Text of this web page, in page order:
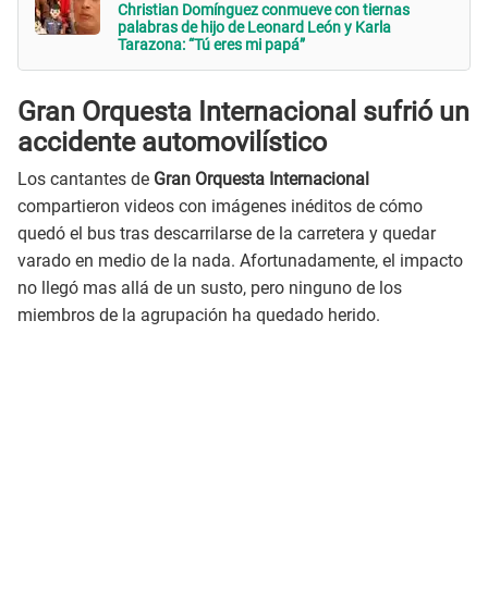
Christian Domínguez conmueve con tiernas
palabras de hijo de Leonard León y Karla
Tarazona: “Tú eres mi papá”
Gran Orquesta Internacional sufrió un
accidente automovilístico
Los cantantes de Gran Orquesta Internacional
compartieron videos con imágenes inéditos de cómo
quedó el bus tras descarrilarse de la carretera y quedar
varado en medio de la nada. Afortunadamente, el impacto
no llegó mas allá de un susto, pero ninguno de los
miembros de la agrupación ha quedado herido.